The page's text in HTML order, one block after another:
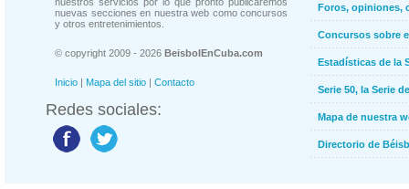
nuevas secciones en nuestra web como concursos
y otros entretenimientos.
© copyright 2009 - 2026 BeisbolEnCuba.com
Inicio | Mapa del sitio | Contacto
Redes sociales:
Foros, opiniones,
Concursos sobre
Estadísticas de la
Serie 50, la Serie
Mapa de nuestra
Directorio de